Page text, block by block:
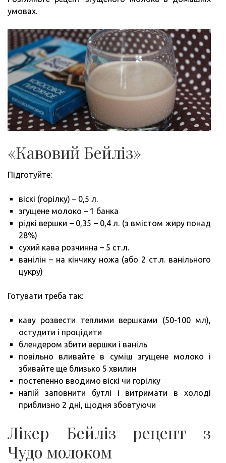
умовах.
«Кавовий Бейліз»
Підготуйте:
віскі (горілку) – 0,5 л.
згущене молоко – 1 банка
рідкі вершки – 0,35 – 0,4 л. (з вмістом жиру понад
28%)
сухий кава розчинна – 5 ст.л.
ванілін – на кінчику ножа (або 2 ст.л. ванільного
цукру)
Готувати треба так:
каву розвести теплими вершками (50-100 мл),
остудити і процідити
блендером збити вершки і ваніль
повільно вливайте в суміш згущене молоко і
збивайте ще близько 5 хвилин
постепенно вводимо віскі чи горілку
напій заповнити бутлі і витримати в холоді
приблизно 2 дні, щодня збовтуючи
Лікер Бейліз рецепт з
Чудо молоком